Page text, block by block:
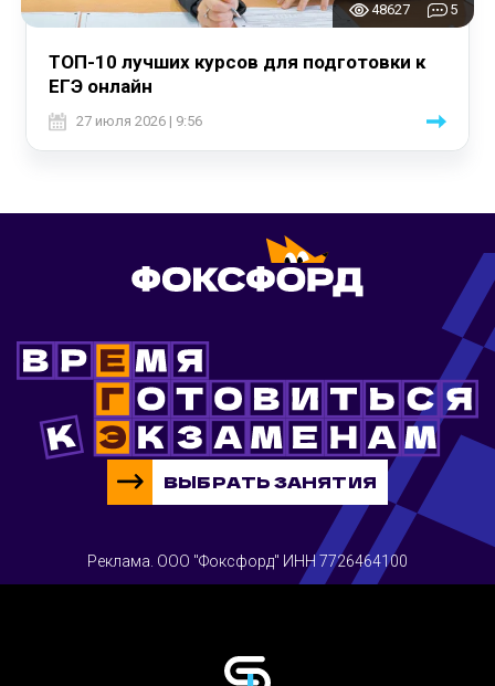
48627 5
ТОП-10 лучших курсов для подготовки к
ЕГЭ онлайн
27 июля 2026 | 9:56
ВЫБРАТЬ ЗАНЯТИЯ
Реклама. ООО "Фоксфорд" ИНН 7726464100